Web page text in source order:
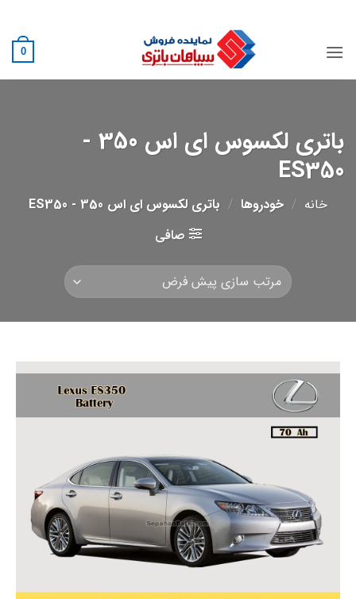
content
0
باتری لکسوس ای اس 350 -
ES350
خانه / خودروها / باتری لکسوس ای اس 350 - ES350
صافی